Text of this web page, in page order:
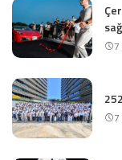
7
7